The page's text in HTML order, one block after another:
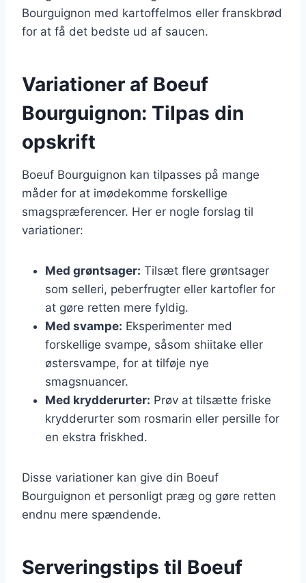
Bourguignon med kartoffelmos eller franskbrød
for at få det bedste ud af saucen.
Variationer af Boeuf
Bourguignon: Tilpas din
opskrift
Boeuf Bourguignon kan tilpasses på mange
måder for at imødekomme forskellige
smagspræferencer. Her er nogle forslag til
variationer:
Med grøntsager: Tilsæt flere grøntsager
som selleri, peberfrugter eller kartofler for
at gøre retten mere fyldig.
Med svampe: Eksperimenter med
forskellige svampe, såsom shiitake eller
østersvampe, for at tilføje nye
smagsnuancer.
Med krydderurter: Prøv at tilsætte friske
krydderurter som rosmarin eller persille for
en ekstra friskhed.
Disse variationer kan give din Boeuf
Bourguignon et personligt præg og gøre retten
endnu mere spændende.
Serveringstips til Boeuf